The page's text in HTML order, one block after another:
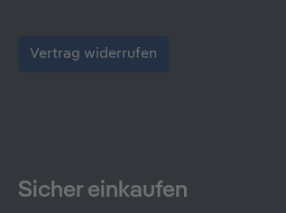
Vertrag widerrufen
Sicher einkaufen